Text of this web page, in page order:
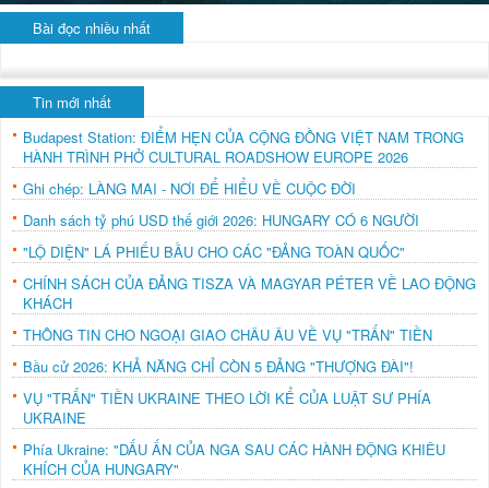
Bài đọc nhiều nhất
Tin mới nhất
Budapest Station: ĐIỂM HẸN CỦA CỘNG ĐỒNG VIỆT NAM TRONG
HÀNH TRÌNH PHỞ CULTURAL ROADSHOW EUROPE 2026
Ghi chép: LÀNG MAI - NƠI ĐỂ HIỂU VỀ CUỘC ĐỜI
Danh sách tỷ phú USD thế giới 2026: HUNGARY CÓ 6 NGƯỜI
"LỘ DIỆN" LÁ PHIẾU BẦU CHO CÁC "ĐẢNG TOÀN QUỐC"
CHÍNH SÁCH CỦA ĐẢNG TISZA VÀ MAGYAR PÉTER VỀ LAO ĐỘNG
KHÁCH
THÔNG TIN CHO NGOẠI GIAO CHÂU ÂU VỀ VỤ "TRẤN" TIỀN
Bầu cử 2026: KHẢ NĂNG CHỈ CÒN 5 ĐẢNG "THƯỢNG ĐÀI"!
VỤ "TRẤN" TIỀN UKRAINE THEO LỜI KỂ CỦA LUẬT SƯ PHÍA
UKRAINE
Phía Ukraine: "DẤU ẤN CỦA NGA SAU CÁC HÀNH ĐỘNG KHIÊU
KHÍCH CỦA HUNGARY"